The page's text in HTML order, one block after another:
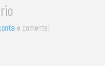
e comente!